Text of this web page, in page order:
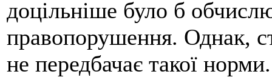
доцільніше було б
правопорушення. Однак,
не передбачає такої